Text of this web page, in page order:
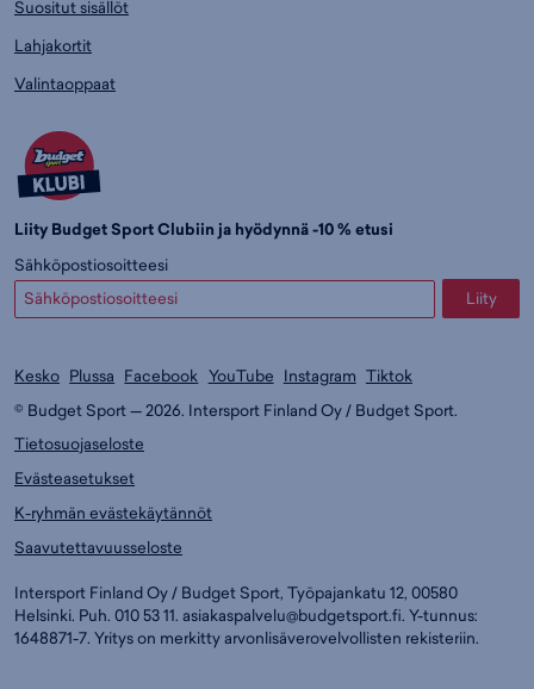
Suositut sisällöt
Lahjakortit
Valintaoppaat
Liity Budget Sport Clubiin ja hyödynnä -10 % etusi
Sähköpostiosoitteesi
Liity
Kesko Plussa Facebook YouTube Instagram Tiktok
© Budget Sport — 2026. Intersport Finland Oy / Budget Sport.
Tietosuojaseloste
Evästeasetukset
K-ryhmän evästekäytännöt
Saavutettavuusseloste
Intersport Finland Oy / Budget Sport, Työpajankatu 12, 00580
Helsinki. Puh. 010 53 11. asiakaspalvelu@budgetsport.fi. Y-tunnus:
1648871-7. Yritys on merkitty arvonlisäverovelvollisten rekisteriin.